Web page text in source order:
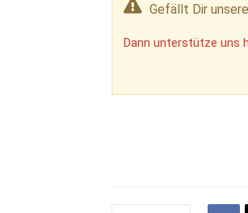
Gefällt Dir
Dann unterstütze uns